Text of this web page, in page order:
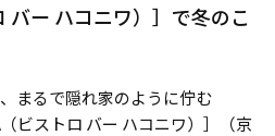
バー ハコニワ）］で冬のこ
まるで隠れ家のように佇む
ビストロ バー ハコニワ）］（京